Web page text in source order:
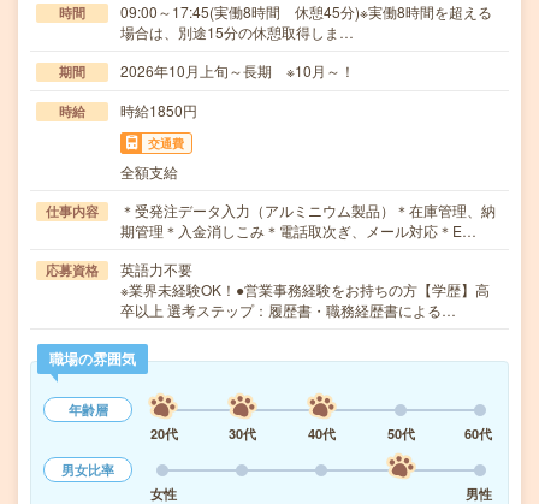
時間
09:00～17:45(実働8時間 休憩45分)※実働8時間を超える
場合は、別途15分の休憩取得しま…
期間 2026年10月上旬～長期 ※10月～！
時給 時給1850円
交通費
全額支給
仕事内容
＊受発注データ入力（アルミニウム製品）＊在庫管理、納
期管理＊入金消しこみ＊電話取次ぎ、メール対応＊E…
応募資格
英語力不要
※業界未経験OK！●営業事務経験をお持ちの方【学歴】高
卒以上 選考ステップ：履歴書・職務経歴書による…
職場の雰囲気
年齢層
20代
30代 40代 50代
60代
男女比率
女性
男性